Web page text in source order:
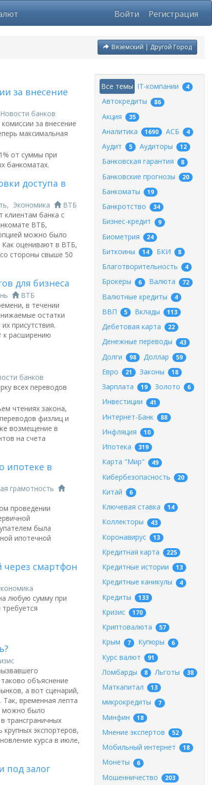
Войти Регистрация
Вяземский | Другой Город
за внесение
Новости банков
за внесение
максимальная
от суммы при
банкоматах.
доступа в
, Экономика
ВТБ
клиентам банка с
ВТБ,
можно было
Как оценивают в ВТБ,
стороны свыше 50
для бизнеса
ВТБ
в течении
остатки
присутствия.
к расширению
банков
всех переводов
чтениях закона,
физлиц и
возмещение в
на счета
ипотеке в
грамотность
проведении
была
ипотечной
смартфон
любую сумму при
объяснение
а вот сценарий,
Так, временная лепта
можно было
трансграничных
экспортеров,
курса в июле,
под залог
Все темы IT-компании 4
Автокредиты 86
Акция 35
Аналитика 1690 АСБ 4
Аудит 5 Аудиторы 12
Банковская гарантия 8
Банковские прогнозы 20
Банкоматы 19
Банкротство 34
Бизнес-кредит 9
Биометрия 24
Биткоины 14 БКИ 8
Благотворительность 4
Брокеры 6 Валюта 72
Валютные кредиты 4
ВВП 5 Вклады 113
Дебетовая карта 22
Денежные переводы 43
Долги 98 Доллар 59
Евро 21 Законы 18
Зарплата 19 Золото 6
Инвестиции 41
Интернет-Банк 88
Инфляция 10
Ипотека 319
Карта "Мир" 49
Кибербезопасность 20
Китай 6
Ключевая ставка 14
Коллекторы 43
Коронавирус 13
Кредитная карта 225
Кредитные истории 13
Кредитные каникулы 4
Кредиты 133
Кризис 170
Криптовалюта 57
Крым 7 Купюры 6
Курс валют 91
Ломбарды 8 Льготы 38
Маткапитал 13
микрокредиты 7
Минфин 18
Мнение экспертов 52
Мобильный интернет 18
Монеты 6
Мошенничество 203